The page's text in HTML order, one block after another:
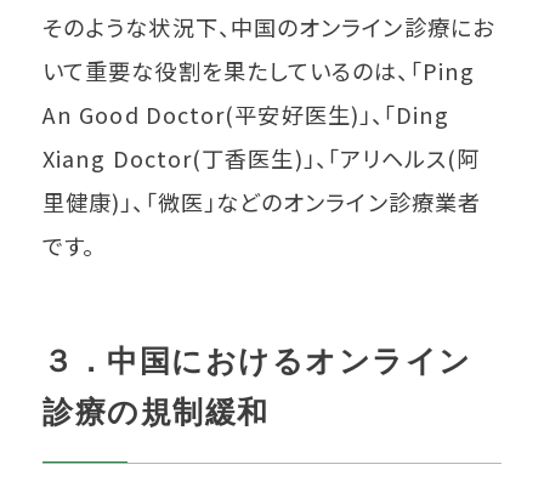
そのような状況下、中国のオンライン診療にお
いて重要な役割を果たしているのは、「Ping
An Good Doctor(平安好医生)」、「Ding
Xiang Doctor(丁香医生)」、「アリヘルス(阿
里健康)」、「微医」などのオンライン診療業者
です。
３．中国におけるオンライン
診療の規制緩和